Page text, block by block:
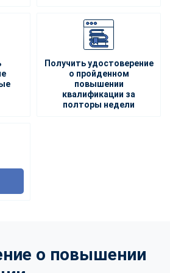
Получить удостоверение
о пройденном
повышении
квалификации за
полторы недели
о повышении